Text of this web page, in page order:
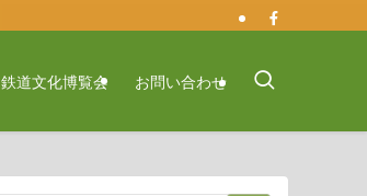
鉄道文化博覧会 お問い合わせ